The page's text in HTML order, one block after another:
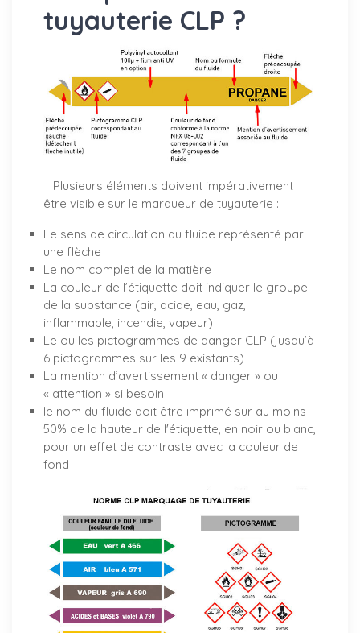
tuyauterie CLP ?
Plusieurs éléments doivent impérativement
être visible sur le marqueur de tuyauterie :
Le sens de circulation du fluide représenté par
une flèche
Le nom complet de la matière
La couleur de l’étiquette doit indiquer le groupe
de la substance (air, acide, eau, gaz,
inflammable, incendie, vapeur)
Le ou les pictogrammes de danger CLP (jusqu’à
6 pictogrammes sur les 9 existants)
La mention d’avertissement « danger » ou
« attention » si besoin
le nom du fluide doit être imprimé sur au moins
50% de la hauteur de l'étiquette, en noir ou blanc,
pour un effet de contraste avec la couleur de
fond